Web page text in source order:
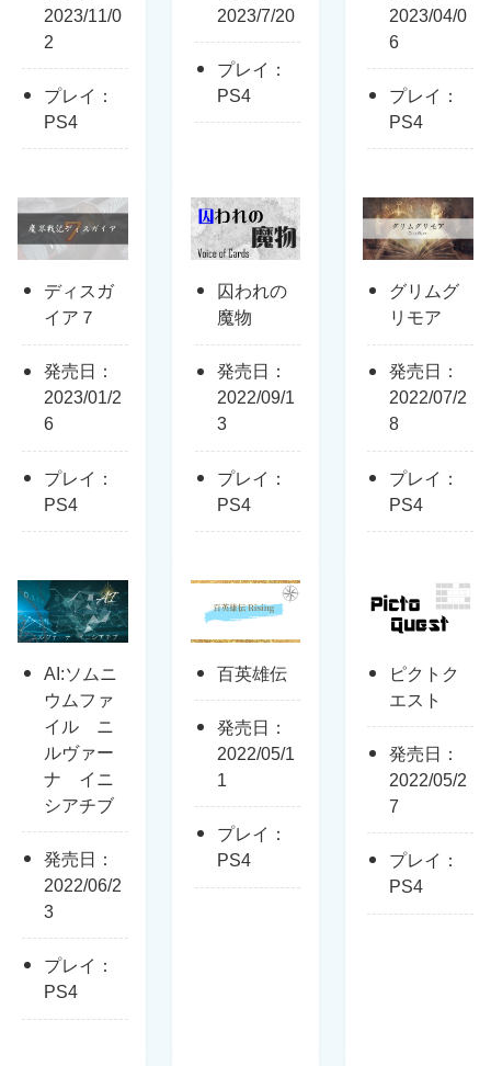
2023/11/0
2
プレイ：
PS4
2023/7/20
プレイ：
PS4
2023/04/0
6
プレイ：
PS4
ディスガ
イア７
発売日：
2023/01/2
6
プレイ：
PS4
囚われの
魔物
発売日：
2022/09/1
3
プレイ：
PS4
グリムグ
リモア
発売日：
2022/07/2
8
プレイ：
PS4
AI:ソムニ
ウムファ
イル ニ
ルヴァー
ナ イニ
シアチブ
発売日：
2022/06/2
3
プレイ：
PS4
百英雄伝
発売日：
2022/05/1
1
プレイ：
PS4
ピクトク
エスト
発売日：
2022/05/2
7
プレイ：
PS4